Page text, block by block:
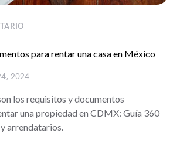
para rentar una casa en México
2024
los requisitos y documentos
una propiedad en CDMX: Guía 360
arrendatarios.